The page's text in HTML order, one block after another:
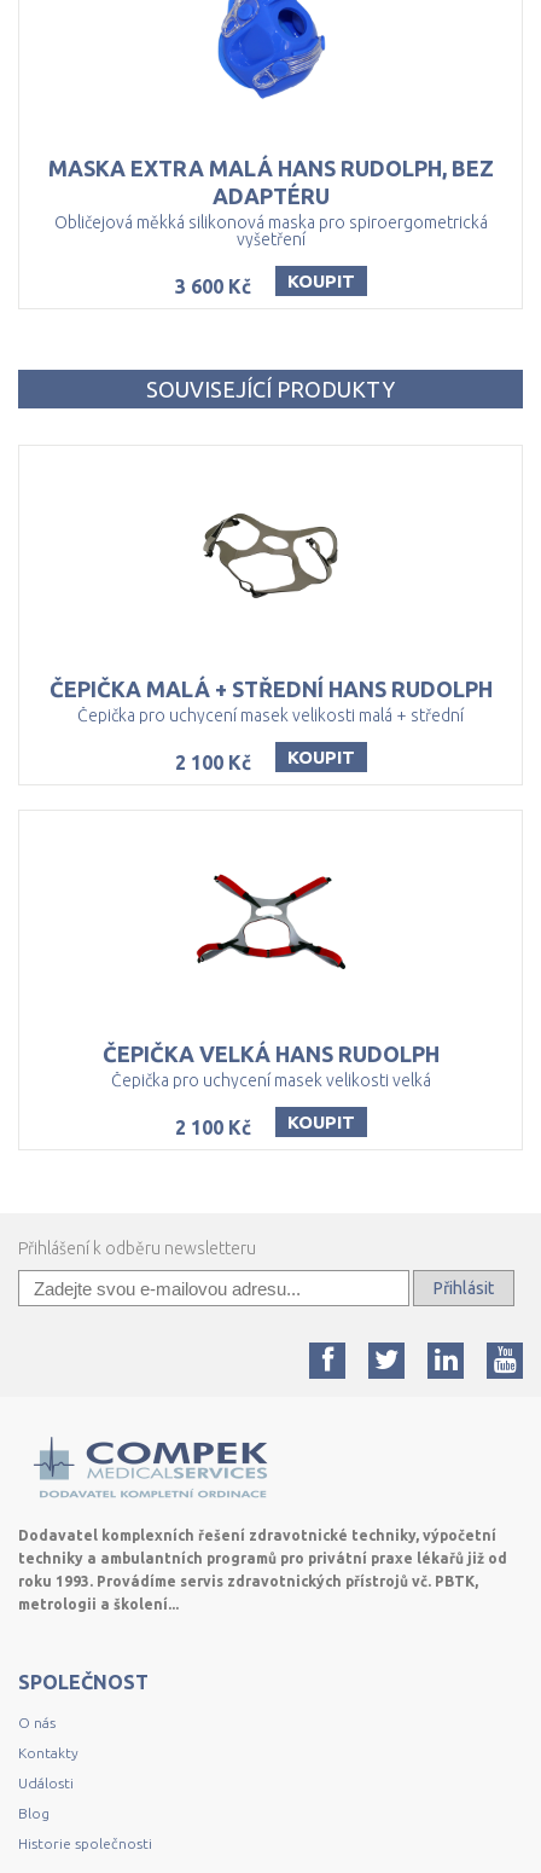
MASKA EXTRA MALÁ HANS RUDOLPH, BEZ
ADAPTÉRU
Obličejová měkká silikonová maska pro spiroergometrická
vyšetření
3 600 Kč KOUPIT
SOUVISEJÍCÍ PRODUKTY
ČEPIČKA MALÁ + STŘEDNÍ HANS RUDOLPH
Čepička pro uchycení masek velikosti malá + střední
2 100 Kč KOUPIT
ČEPIČKA VELKÁ HANS RUDOLPH
Čepička pro uchycení masek velikosti velká
2 100 Kč KOUPIT
Přihlášení k odběru newsletteru
Přihlásit
Dodavatel komplexních řešení zdravotnické techniky, výpočetní
techniky a ambulantních programů pro privátní praxe lékařů již od
roku 1993. Provádíme servis zdravotnických přístrojů vč. PBTK,
metrologii a školení...
SPOLEČNOST
O nás
Kontakty
Události
Blog
Historie společnosti